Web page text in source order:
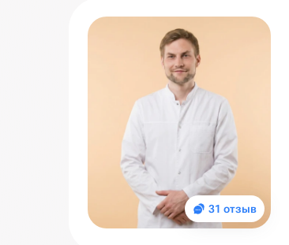
31 отзыв